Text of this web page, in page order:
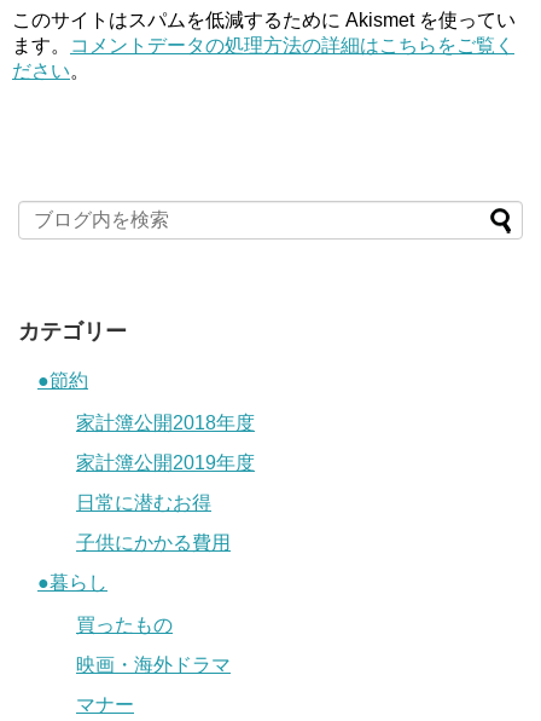
このサイトはスパムを低減するために Akismet を使ってい
ます。
コメントデータの処理方法の詳細はこちらをご覧く
ださい。
カテゴリー
●節約
家計簿公開2018年度
家計簿公開2019年度
日常に潜むお得
子供にかかる費用
●暮らし
買ったもの
映画・海外ドラマ
マナー